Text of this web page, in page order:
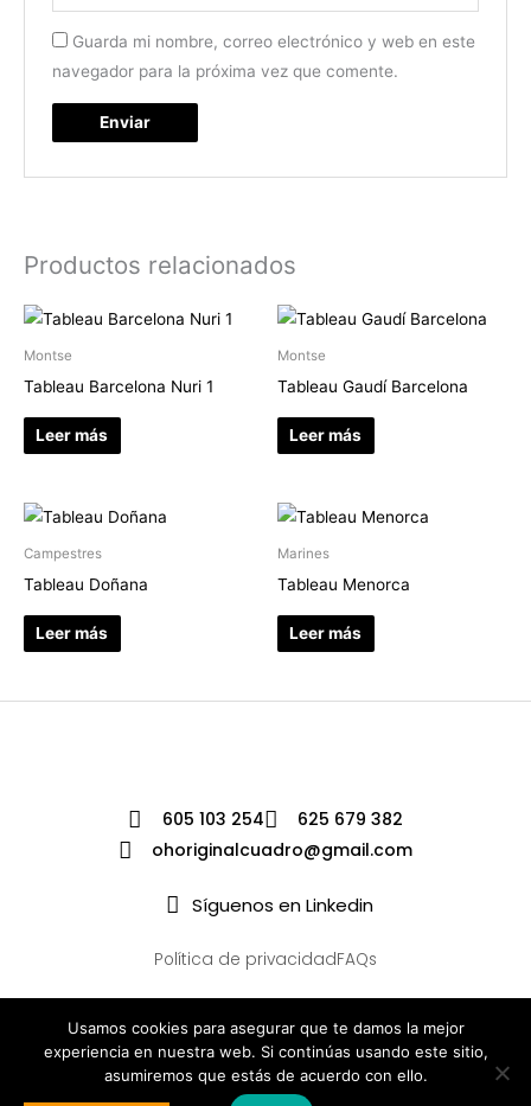
Guarda mi nombre, correo electrónico y web en este
navegador para la próxima vez que comente.
Productos relacionados
Montse
Tableau Barcelona Nuri 1
Leer más
Montse
Tableau Gaudí Barcelona
Leer más
Campestres
Tableau Doñana
Leer más
Marines
Tableau Menorca
Leer más
605 103 254
625 679 382
ohoriginalcuadro@gmail.com
Síguenos en Linkedin
Política de privacidadFAQs
Usamos cookies para asegurar que te damos la mejor
experiencia en nuestra web. Si continúas usando este sitio,
asumiremos que estás de acuerdo con ello.